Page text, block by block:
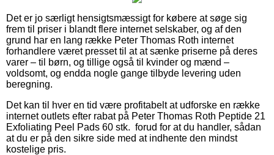
Det er jo særligt hensigtsmæssigt for købere at søge sig
frem til priser i blandt flere internet selskaber, og af den
grund har en lang række Peter Thomas Roth internet
forhandlere været presset til at at sænke priserne på deres
varer – til børn, og tillige også til kvinder og mænd –
voldsomt, og endda nogle gange tilbyde levering uden
beregning.
Det kan til hver en tid være profitabelt at udforske en række
internet outlets efter rabat på Peter Thomas Roth Peptide 21
Exfoliating Peel Pads 60 stk. forud for at du handler, sådan
at du er på den sikre side med at indhente den mindst
kostelige pris.